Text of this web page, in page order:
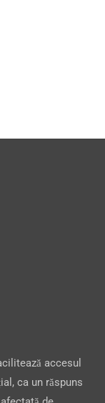
accesul
ca un răspuns